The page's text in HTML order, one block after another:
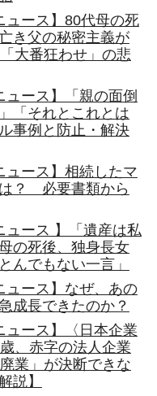
ュース】80代母の死
き父の秘密主義が
大番狂わせ」の悲
ュース】「親の面倒
「それとこれとは
事例と防止・解決
ュース】相続したマ
？ 必要書類から
ュース 】「遺産は私
の死後、独身長女
んでもない一言」
ュース】なぜ、あの
成長できたのか？
ュース】〈日本企業
、赤字の法人企業
業」が決断できな
説】